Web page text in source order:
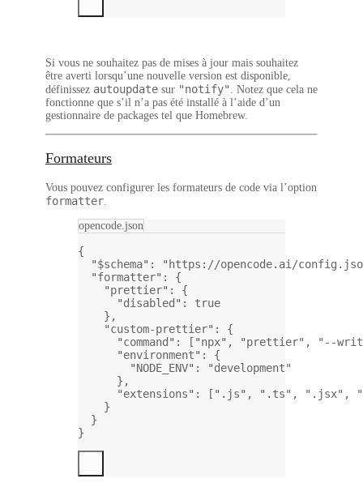
Si vous ne souhaitez pas de mises à jour mais souhaitez
être averti lorsqu’une nouvelle version est disponible,
définissez autoupdate sur "notify"
. Notez que cela ne
fonctionne que s’il n’a pas été installé à l’aide d’un
gestionnaire de packages tel que Homebrew.
Formateurs
Vous pouvez configurer les formateurs de code via l’option
formatter
opencode.json
{
"$schema" :
"https://opencode.ai/
"formatter" : {
"prettier" : {
"disabled" : true
},
"custom-prettier" : {
"command" : [ "npx" , "prettier" ,
"--
"environment" : {
"NODE_ENV" :
"development"
},
"extensions" : [ ".js" , ".ts" , ".jsx" ,
}
}
}